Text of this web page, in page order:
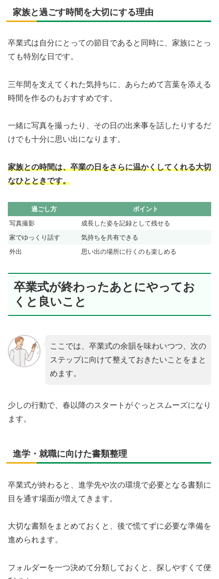
家族と過ごす時間を大切にする理由
卒業式は自分にとっての節目であると同時に、家族にとっ
ても特別な日です。
三年間を支えてくれた気持ちに、あらためて言葉を添える
時間を作るのもおすすめです。
一緒に写真を撮ったり、その日の出来事を話したりするだ
けでも十分に思い出になります。
家族との時間は、卒業の日をさらに温かくしてくれる大切
なひとときです。
過ごし方
ポイント
写真撮影
成長した姿を記録として残せる
家でゆっくり話す
気持ちを共有できる
外出
思い出の場所に行くのも楽しめる
卒業式が終わったあとにやってお
くと良いこと
ここでは、卒業式の余韻を味わいつつ、次の
ステップに向けて整えておきたいことをまと
めます。
少しの行動で、春以降のスタートがぐっとスムーズになり
ます。
進学・就職に向けた書類整理
卒業式が終わると、進学先や次の環境で必要となる書類に
目を通す場面が増えてきます。
大切な書類をまとめておくと、後で慌てずに必要な準備を
進められます。
フォルダーを一つ決めて分類しておくと、探しやすくて便